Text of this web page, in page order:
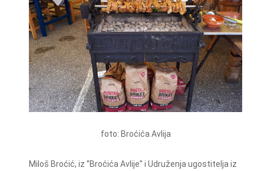
foto: Broćića Avlija
Miloš Broćić, iz ''Broćića Avlije'' i Udruženja ugostitelja iz